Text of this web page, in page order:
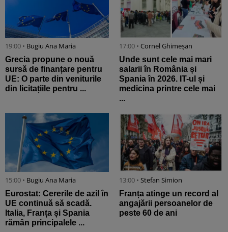
19:00 • Bugiu ⁠Ana Maria
Grecia propune o nouă
sursă de finanțare pentru
UE: O parte din veniturile
din licitațiile pentru ...
17:00 • Cornel Ghimeșan
Unde sunt cele mai mari
salarii în România și
Spania în 2026. IT-ul și
medicina printre cele mai
...
15:00 • Bugiu ⁠Ana Maria
Eurostat: Cererile de azil în
UE continuă să scadă.
Italia, Franța și Spania
rămân principalele ...
13:00 • Stefan Simion
Franța atinge un record al
angajării persoanelor de
peste 60 de ani